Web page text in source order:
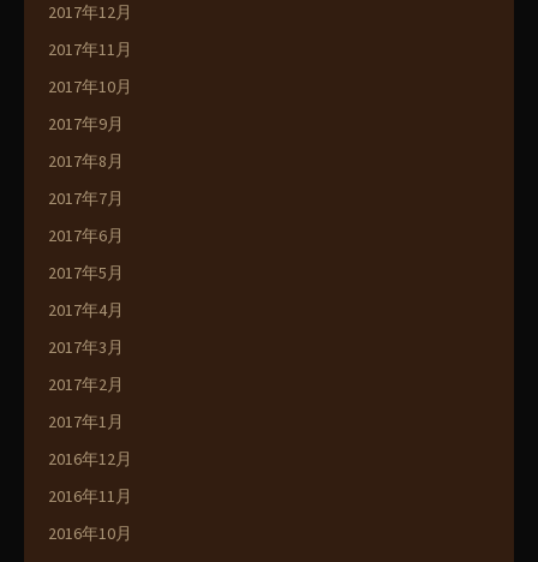
2017年12月
2017年11月
2017年10月
2017年9月
2017年8月
2017年7月
2017年6月
2017年5月
2017年4月
2017年3月
2017年2月
2017年1月
2016年12月
2016年11月
2016年10月